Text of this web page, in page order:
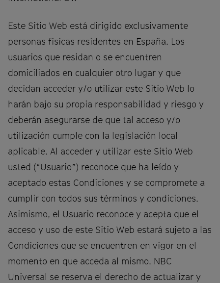
Este Sitio Web está dirigido exclusivamente
personas físicas residentes en España. Los
usuarios que residan o se encuentren
domiciliados en cualquier otro lugar y que
decidan acceder y/o utilizar este Sitio Web lo
harán bajo su propia responsabilidad y riesgo y
deberán asegurarse de que tal acceso y/o
utilización cumple con la legislación local
aplicable. Al acceder y utilizar este Sitio Web
usted (“Usuario”) reconoce que ha leído y
aceptado estas Condiciones y se compromete a
cumplir con todos sus términos y condiciones.
Asimismo, el Usuario reconoce y acepta que el
acceso y uso de este Sitio Web estará sujeto a las
Condiciones que se encuentren en vigor en el
momento en que acceda al mismo. NBC
Universal se reserva el derecho de actualizar y